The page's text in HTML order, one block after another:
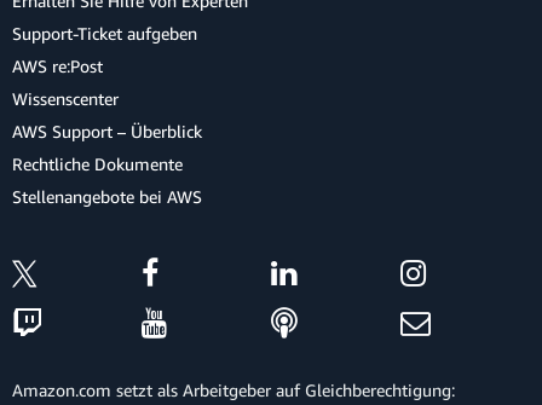
Support-Ticket aufgeben
AWS re:Post
Wissenscenter
AWS Support – Überblick
Rechtliche Dokumente
Stellenangebote bei AWS
Amazon.com setzt als Arbeitgeber auf Gleichberechtigung: